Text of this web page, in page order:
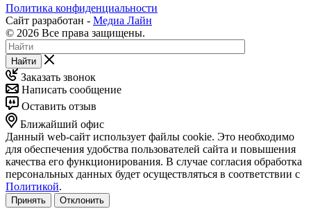
Политика конфиденциальности
Сайт разработан - Медиа Лайн
© 2026 Все права защищены.
Найти
Заказать звонок
Написать сообщение
Оставить отзыв
Ближайший офис
Данный web-сайт использует файлы cookie. Это необходимо
для обеспечения удобства пользователей сайта и повышения
качества его функционирования. В случае согласия обработка
персональных данных будет осуществляться в соответствии с
Политикой.
Принять Отклонить